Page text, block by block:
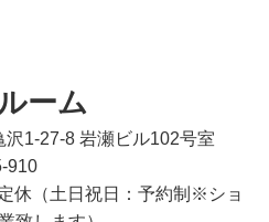
ーム
1-27-8 岩瀬ビル102号室
910
休（土日祝日：予約制※ショ